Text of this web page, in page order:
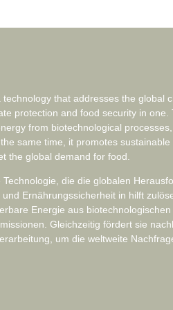
technology that addresses the global
protection and food security in one.
from biotechnological
same time, it promotes
the global demand for food.
die die globalen
Ernährungssicherheit in hilft
Energie aus
Gleichzeitig fördert sie
um die weltweite